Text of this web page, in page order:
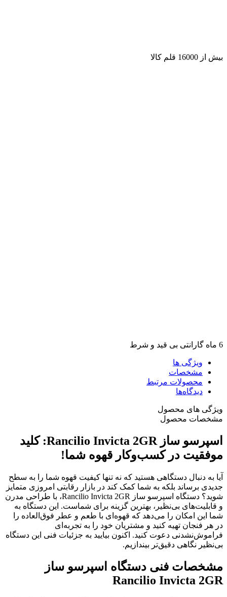
بیش از 16000 قلم کالا
6 ماه گارانتی بی قید و شرط
ویژگی ها
مشخصات
محصولات مرتبط
دیدگاه‌ها
ویژگی های محصول
مشخصات محصول
اسپرسو ساز Rancilio Invicta 2GR: کلید
موفقیت در کسب‌وکار قهوه شما!
آیا به دنبال دستگاهی هستید که نه تنها کیفیت قهوه شما را به سطح
جدیدی برساند بلکه به شما کمک کند در بازار رقابتی امروزی متمایز
شوید؟ دستگاه اسپرسو ساز Rancilio Invicta 2GR، با طراحی مدرن
و قابلیت‌های بی‌نظیر، بهترین گزینه برای شماست. این دستگاه به
شما این امکان را می‌دهد که قهوه‌ای با طعم و عطر فوق‌العاده را
در هر فنجان تهیه کنید و مشتریان خود را به تجربه‌ای
فراموش‌نشدنی دعوت کنید. اکنون بیایید به جزئیات فنی این دستگاه
بی‌نظیر نگاهی دقیق‌تر بیندازیم.
مشخصات فنی دستگاه اسپرسو ساز
Rancilio Invicta 2GR